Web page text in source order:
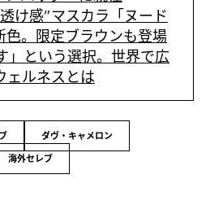
け感”マスカラ「ヌード
色。限定ブラウンも登場
」という選択。世界で広
ェルネスとは
ダヴ・キャメロン
海外セレブ